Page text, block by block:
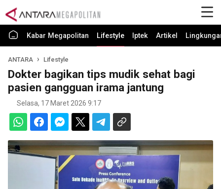
Kabar Megapolitan Lifestyle Iptek Artikel
ANTARA Lifestyle
Dokter bagikan tips mudik sehat bagi
pasien gangguan irama jantung
Selasa, 17 Maret 2026 9:17